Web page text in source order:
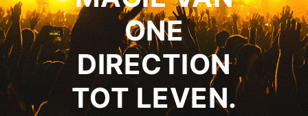
ONE
DIRECTION
TOT LEVEN.